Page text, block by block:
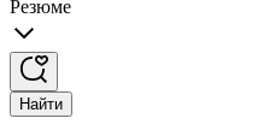
Резюме
Найти